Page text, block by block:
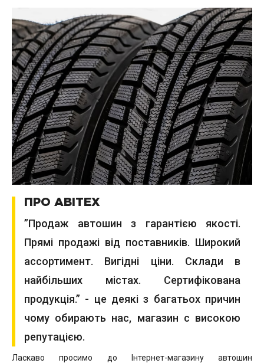
ПРО АВІТЕХ
”Продаж автошин з гарантією якості.
Прямі продажі від поставників. Широкий
ассортимент. Вигідні ціни. Склади в
найбільших містах. Сертифікована
продукція.” - це деякі з багатьох причин
чому обирають нас, магазин с високою
репутацією.
Ласкаво просимо до Інтернет-магазину автошин